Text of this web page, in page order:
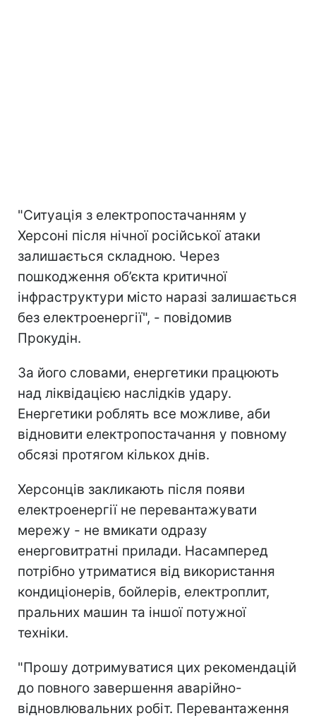
"Ситуація з електропостачанням у
Херсоні після нічної російської атаки
залишається складною. Через
пошкодження об’єкта критичної
інфраструктури місто наразі залишається
без електроенергії", - повідомив
Прокудін.
За його словами, енергетики працюють
над ліквідацією наслідків удару.
Енергетики роблять все можливе, аби
відновити електропостачання у повному
обсязі протягом кількох днів.
Херсонців закликають після появи
електроенергії не перевантажувати
мережу - не вмикати одразу
енерговитратні прилади. Насамперед
потрібно утриматися від використання
кондиціонерів, бойлерів, електроплит,
пральних машин та іншої потужної
техніки.
"Прошу дотримуватися цих рекомендацій
до повного завершення аварійно-
відновлювальних робіт. Перевантаження